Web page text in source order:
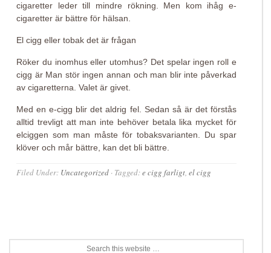
cigaretter leder till mindre rökning. Men kom ihåg e-
cigaretter är bättre för hälsan.
El cigg eller tobak det är frågan
Röker du inomhus eller utomhus? Det spelar ingen roll e
cigg är Man stör ingen annan och man blir inte påverkad
av cigaretterna. Valet är givet.
Med en e-cigg blir det aldrig fel. Sedan så är det förstås
alltid trevligt att man inte behöver betala lika mycket för
elciggen som man måste för tobaksvarianten. Du spar
klöver och mår bättre, kan det bli bättre.
Filed Under: Uncategorized · Tagged:e cigg farligt,el cigg